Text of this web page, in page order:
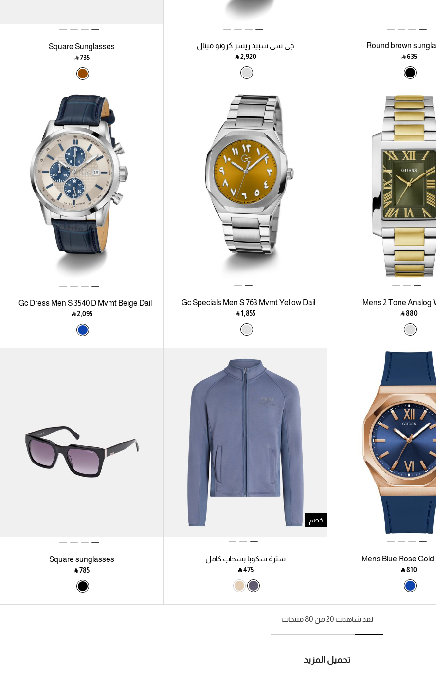
Round brown
‎ ⃁ ⁦635⁩ ‎
جي سي سبيد ريسر كرونو ميتال
‎ ⃁ ⁦2,920⁩ ‎
Square Sunglasses
‎ ⃁ ⁦735⁩ ‎
Mens 2 Tone Analog
‎ ⃁ ⁦880⁩ ‎
Gc Specials Men S 763 Mvmt Yellow Dail
10 Amt Silver Stainless Steel Brct
‎ ⃁ ⁦1,855⁩ ‎
Gc Dress Men S 3540 D Mvmt Beige Dail
10 Amt Blue Genuine Leather Strap
‎ ⃁ ⁦2,095⁩ ‎
Mens Blue Rose
‎ ⃁ ⁦810⁩ ‎
خصم
سترة سكوبا بسحاب كامل
‎ ⃁ ⁦475⁩ ‎
Square sunglasses
‎ ⃁ ⁦785⁩ ‎
لقد شاهدت 20 من 80 منتجات
تحميل المزيد